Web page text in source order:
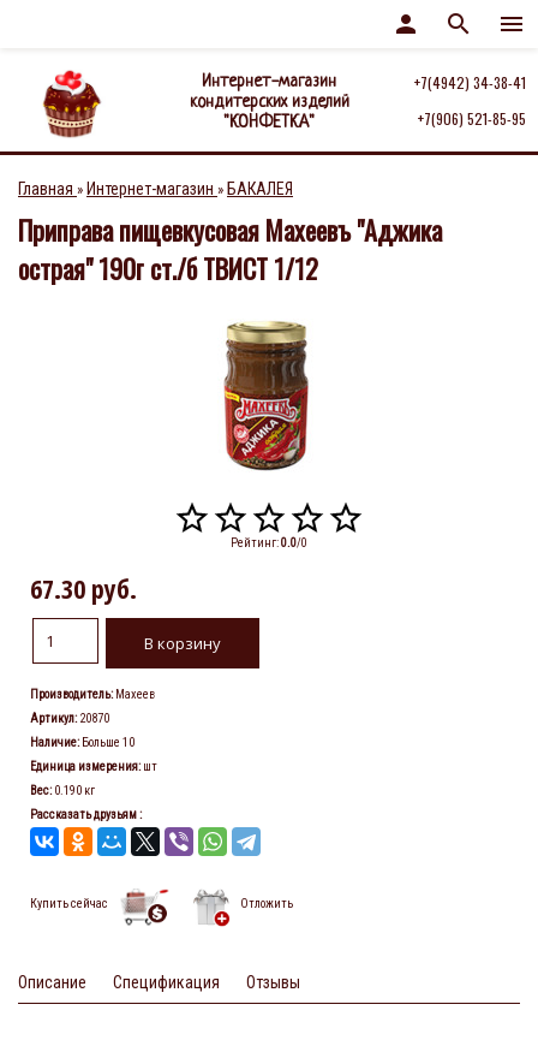
menu
search
person
Интернет-магазин
кондитерских изделий
"КОНФЕТКА"
+7(4942) 34-38-41
+7(906) 521-85-95
Главная » Интернет-магазин » БАКАЛЕЯ
Приправа пищевкусовая Махеевъ "Аджика
острая" 190г ст./б ТВИСТ 1/12
Рейтинг:0.0/0
67.30 руб.
Производитель: Махеев
Артикул: 20870
Наличие: Больше 10
Единица измерения: шт
Вес: 0.190 кг
Рассказать друзьям:
Купить сейчас Отложить
Описание Спецификация Отзывы